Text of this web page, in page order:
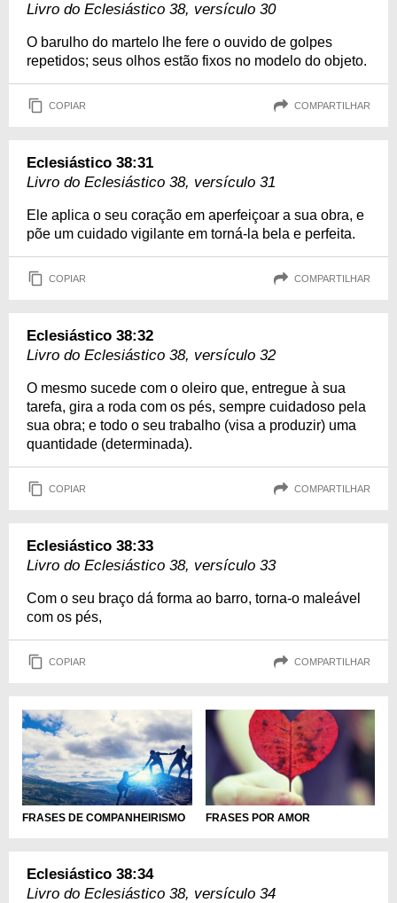
Livro do Eclesiástico 38, versículo 30
O barulho do martelo lhe fere o ouvido de golpes
repetidos; seus olhos estão fixos no modelo do objeto.
COPIAR COMPARTILHAR
Eclesiástico 38:31
Livro do Eclesiástico 38, versículo 31
Ele aplica o seu coração em aperfeiçoar a sua obra, e
põe um cuidado vigilante em torná-la bela e perfeita.
COPIAR COMPARTILHAR
Eclesiástico 38:32
Livro do Eclesiástico 38, versículo 32
O mesmo sucede com o oleiro que, entregue à sua
tarefa, gira a roda com os pés, sempre cuidadoso pela
sua obra; e todo o seu trabalho (visa a produzir) uma
quantidade (determinada).
COPIAR COMPARTILHAR
Eclesiástico 38:33
Livro do Eclesiástico 38, versículo 33
Com o seu braço dá forma ao barro, torna-o maleável
com os pés,
COPIAR COMPARTILHAR
FRASES DE COMPANHEIRISMO FRASES POR AMOR
Eclesiástico 38:34
Livro do Eclesiástico 38, versículo 34